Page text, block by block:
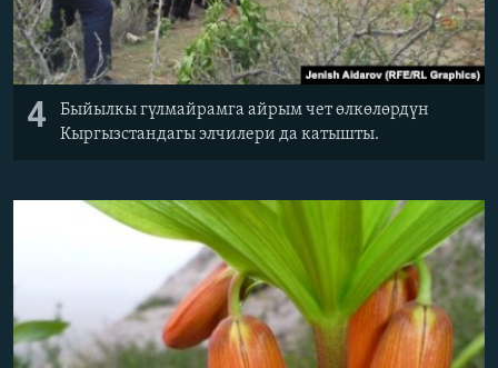
4
Быйылкы гүлмайрамга айрым чет өлкөлөрдүн
Кыргызстандагы элчилери да катышты.